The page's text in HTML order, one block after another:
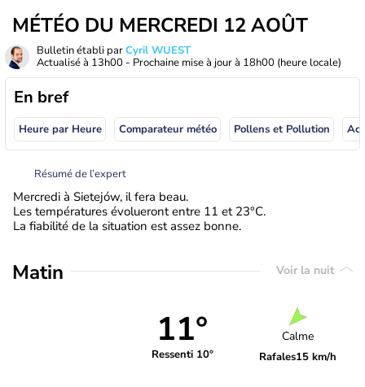
MÉTÉO DU MERCREDI 12 AOÛT
Bulletin établi parCyril WUEST
Actualisé à 13h00 - Prochaine mise à jour à 18h00 (heure locale)
En bref
Heure par Heure Comparateur météo Pollens et Pollution
Résumé de l’expert
Mercredi à Sietejów, il fera beau.
Les températures évolueront entre 11 et 23°C.
La fiabilité de la situation est assez bonne.
Matin Voir la nuit
11°
Ressenti 10°
Calme
Rafales15 km/h